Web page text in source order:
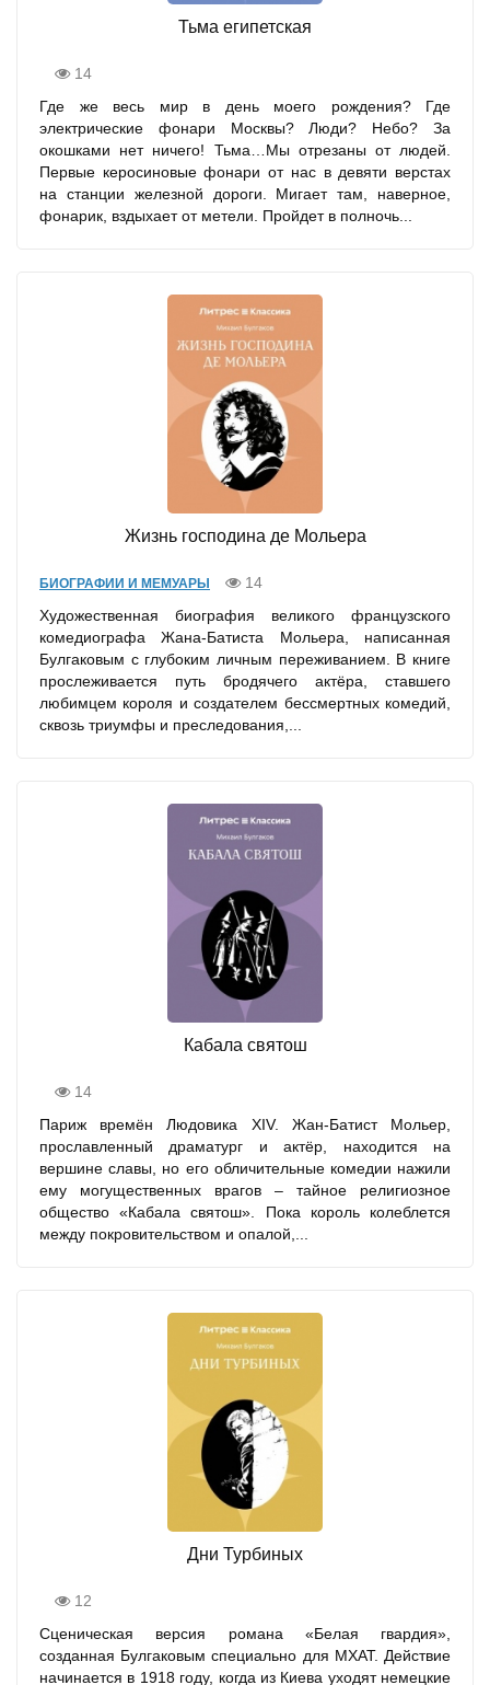
Тьма египетская
14
Где же весь мир в день моего рождения? Где
электрические фонари Москвы? Люди? Небо? За
окошками нет ничего! Тьма…Мы отрезаны от людей.
Первые керосиновые фонари от нас в девяти верстах
на станции железной дороги. Мигает там, наверное,
фонарик, вздыхает от метели. Пройдет в полночь...
Жизнь господина де Мольера
БИОГРАФИИ И МЕМУАРЫ
14
Художественная биография великого французского
комедиографа Жана-Батиста Мольера, написанная
Булгаковым с глубоким личным переживанием. В книге
прослеживается путь бродячего актёра, ставшего
любимцем короля и создателем бессмертных комедий,
сквозь триумфы и преследования,...
Кабала святош
14
Париж времён Людовика XIV. Жан-Батист Мольер,
прославленный драматург и актёр, находится на
вершине славы, но его обличительные комедии нажили
ему могущественных врагов – тайное религиозное
общество «Кабала святош». Пока король колеблется
между покровительством и опалой,...
Дни Турбиных
12
Сценическая версия романа «Белая гвардия»,
созданная Булгаковым специально для МХАТ. Действие
начинается в 1918 году, когда из Киева уходят немецкие